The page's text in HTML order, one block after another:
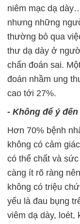
niêm mạc dạ
nhưng những
thường bỏ qua
thư dạ dày ở
chẩn đoán sai.
đoán nhầm ung
cao tới 27%.
- Không để ý
Hơn 70% bệnh
không có cảm
có thể chất và
càng ít rõ ràng
không có triệu
yếu là đau bụng
viêm dạ dày, loét,